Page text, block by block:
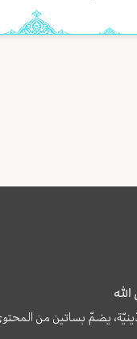
يضمّ بساتين من